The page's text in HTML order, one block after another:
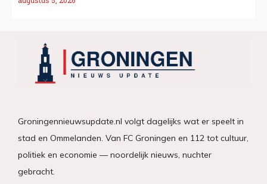
Groningennieuwsupdate.nl volgt dagelijks wat er speelt in
stad en Ommelanden. Van FC Groningen en 112 tot cultuur,
politiek en economie — noordelijk nieuws, nuchter
gebracht.